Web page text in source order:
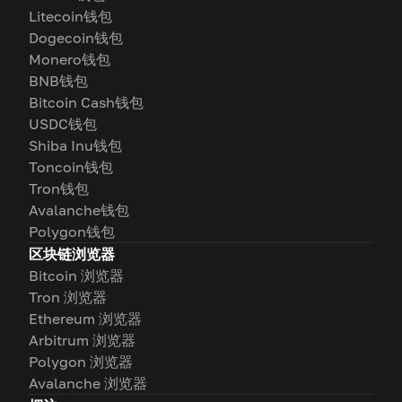
Litecoin钱包
Dogecoin钱包
Monero钱包
BNB钱包
Bitcoin Cash钱包
USDC钱包
Shiba Inu钱包
Toncoin钱包
Tron钱包
Avalanche钱包
Polygon钱包
区块链浏览器
Bitcoin 浏览器
Tron 浏览器
Ethereum 浏览器
Arbitrum 浏览器
Polygon 浏览器
Avalanche 浏览器